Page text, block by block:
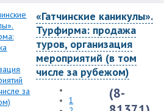
«Гатчинские каникулы».
Турфирма: продажа
туров, организация
мероприятий (в том
числе за рубежом)
1
(8-